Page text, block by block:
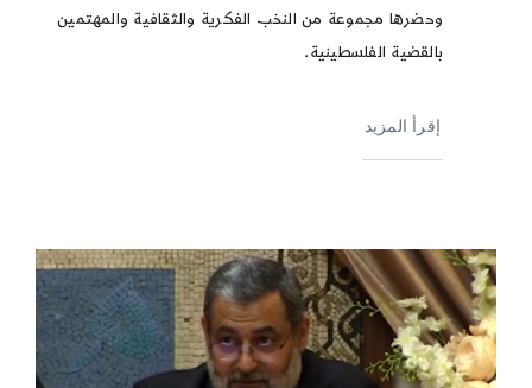
وحضرها مجموعة من النخب الفكرية والثقافية والمهتمين
بالقضية الفلسطينية.
إقرأ المزيد